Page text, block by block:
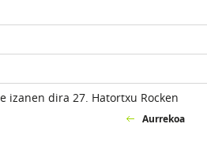
izanen dira 27. Hatortxu Rocken
Aurrekoa